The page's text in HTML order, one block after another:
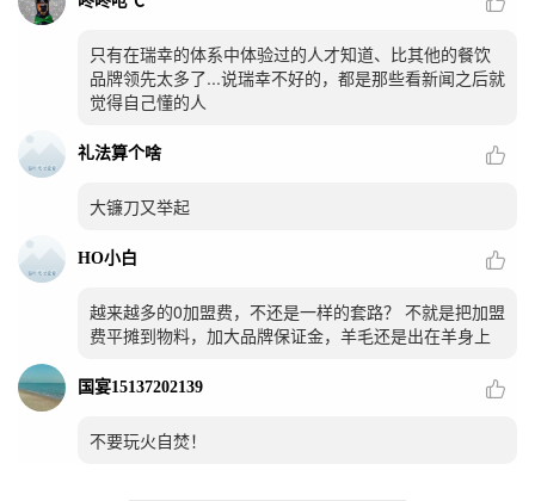
只有在瑞幸的体系中体验过的人才知道、比其他的餐饮
品牌领先太多了...说瑞幸不好的，都是那些看新闻之后就
觉得自己懂的人
礼法算个啥
大镰刀又举起
HO小白
越来越多的0加盟费，不还是一样的套路？ 不就是把加盟
费平摊到物料，加大品牌保证金，羊毛还是出在羊身上
国宴15137202139
不要玩火自焚！